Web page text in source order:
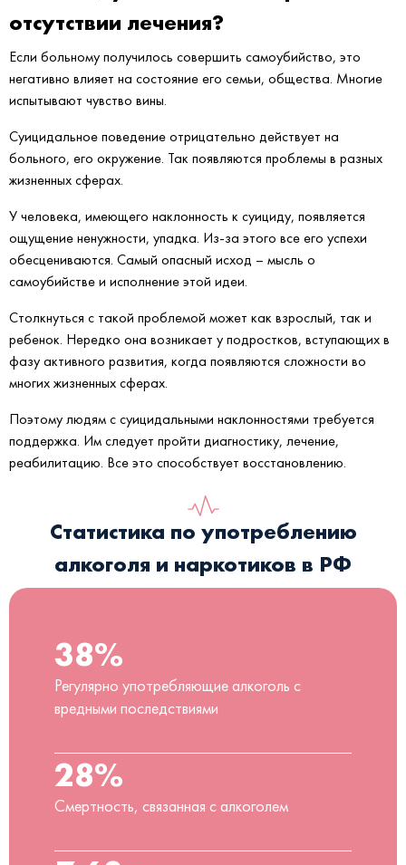
отсутствии лечения?
Если больному получилось совершить самоубийство, это
негативно влияет на состояние его семьи, общества. Многие
испытывают чувство вины.
Суицидальное поведение отрицательно действует на
больного, его окружение. Так появляются проблемы в разных
жизненных сферах.
У человека, имеющего наклонность к суициду, появляется
ощущение ненужности, упадка. Из-за этого все его успехи
обесцениваются. Самый опасный исход – мысль о
самоубийстве и исполнение этой идеи.
Столкнуться с такой проблемой может как взрослый, так и
ребенок. Нередко она возникает у подростков, вступающих в
фазу активного развития, когда появляются сложности во
многих жизненных сферах.
Поэтому людям с суицидальными наклонностями требуется
поддержка. Им следует пройти диагностику, лечение,
реабилитацию. Все это способствует восстановлению.
Статистика по употреблению
алкоголя и наркотиков в РФ
38%
Регулярно употребляющие алкоголь с
вредными последствиями
28%
Смертность, связанная с алкоголем